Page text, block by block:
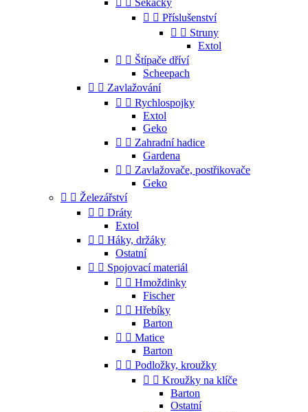
  Příslušenství
  Struny
Extol
  Štípače dříví
Scheepach
  Zavlažování
  Rychlospojky
Extol
Geko
  Zahradní hadice
Gardena
  Zavlažovače, postřikovače
Geko
  Železářství
  Dráty
Extol
  Háky, držáky
Ostatní
  Spojovací materiál
  Hmoždinky
Fischer
  Hřebíky
Barton
  Matice
Barton
  Podložky, kroužky
  Kroužky na klíče
Barton
Ostatní